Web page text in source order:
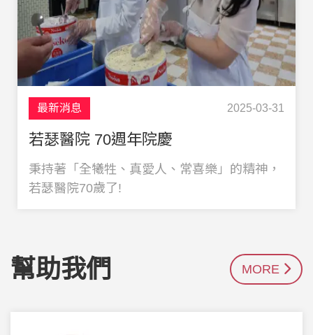
最新消息 2025-03-31
若瑟醫院 70週年院慶
秉持著「全犧牲、真愛人、常喜樂」的精神，
若瑟醫院70歲了!
幫助我們 MORE